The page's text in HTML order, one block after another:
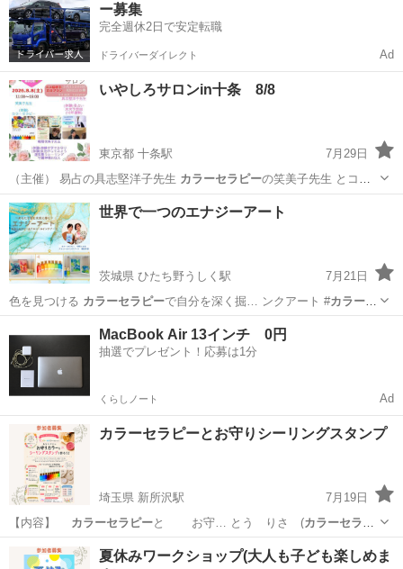
ー募集
完全週休2日で安定転職
ドライバーダイレクト Ad
いやしろサロンin十条 8/8
東京都 十条駅
7月29日
（主催） 易占の具志堅洋子先生 カラーセラピーの笑美子先生 とコラ
ボ出店 88…
東京 北区 十条駅
世界で一つのエナジーアート
茨城県 ひたち野うしく駅
7月21日
色を見つける カラーセラピーで自分を深く掘… ンクアート #カラーセ
ラピー#潜在意識#エ…ひたち野うしく駅 ワークショップ
MacBook Air 13インチ 0円
抽選でプレゼント！応募は1分
くらしノート Ad
カラーセラピーとお守りシーリングスタンプ
埼玉県 新所沢駅
7月19日
【内容】 カラーセラピーと お守… とう りさ (カラーセラピ
ー) … 00 (カラーセラピー予約優先) … 費用】 ＊カ
ラーセラピー＋お守りキーホ… スタンプ #カラーセラピー
埼玉 所沢市 新所沢駅 ワークショップ カラーセラピー
夏休みワークショップ(大人も子ども楽しめま